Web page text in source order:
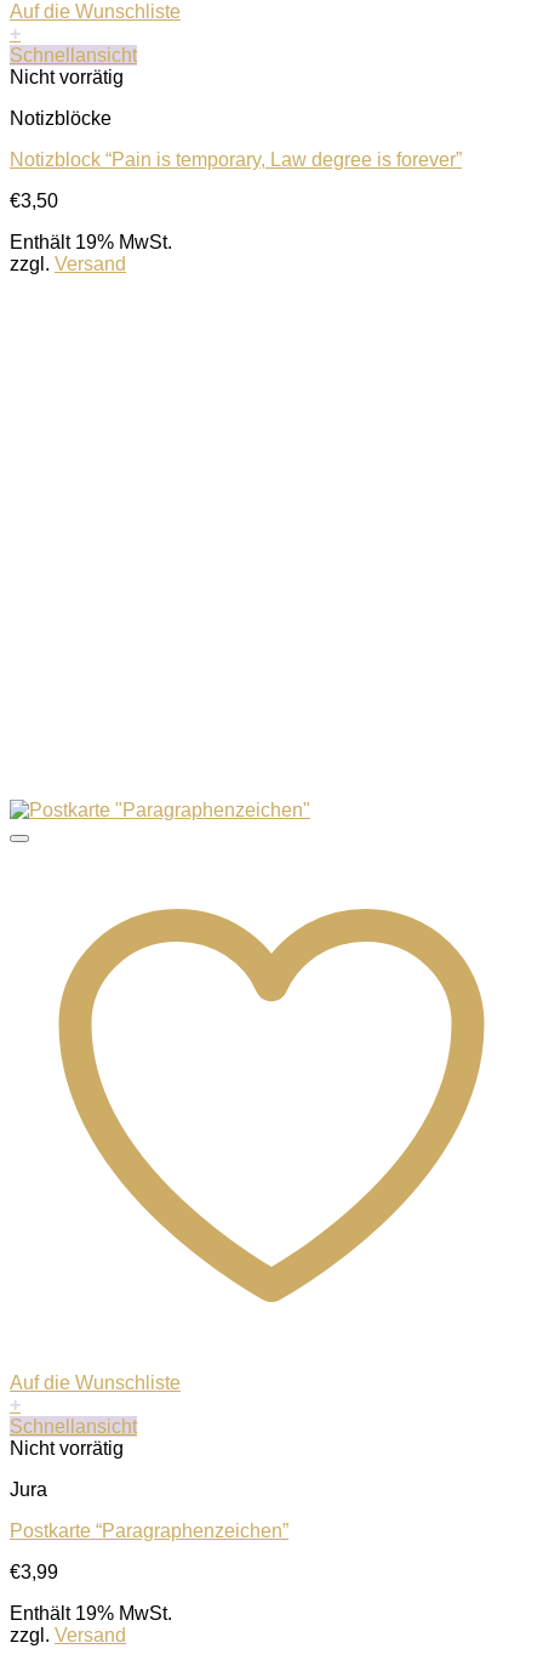
Auf die Wunschliste
+
Schnellansicht
Nicht vorrätig
Notizblöcke
Notizblock “Pain is temporary, Law degree is forever”
€3,50
Enthält 19% MwSt.
zzgl. Versand
Auf die Wunschliste
+
Schnellansicht
Nicht vorrätig
Jura
Postkarte “Paragraphenzeichen”
€3,99
Enthält 19% MwSt.
zzgl. Versand